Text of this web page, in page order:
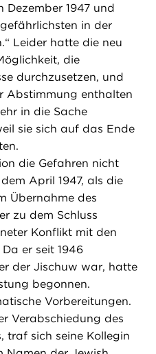
Dezember 1947 und
in der
Leider hatte die neu
die
durchzusetzen, und
Abstimmung enthalten
in die Sache
sie sich auf das Ende
die Gefahren nicht
April 1947, als die
Übernahme des
zu dem Schluss
Konflikt mit den
er seit 1946
der Jischuw war, hatte
begonnen.
Vorbereitungen.
Verabschiedung des
traf sich seine Kollegin